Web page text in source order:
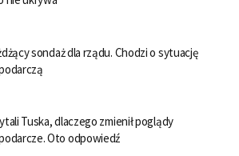
sondaż dla rządu. Chodzi o sytuację
Tuska, dlaczego zmienił poglądy
Oto odpowiedź